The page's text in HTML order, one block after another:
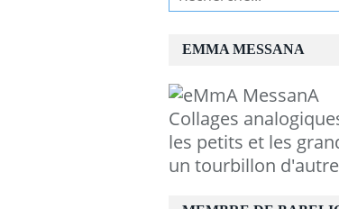
EMMA MESSANA
Collages
les petits et les
un tourbillon